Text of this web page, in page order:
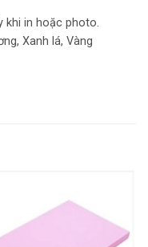
khi in hoặc photo.
Xanh lá, Vàng